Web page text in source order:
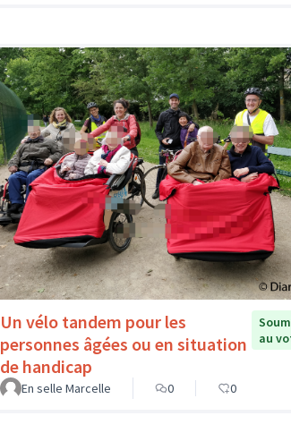
Un vélo tandem pour les
personnes âgées ou en situation
de handicap
au
En selle Marcelle 0 0